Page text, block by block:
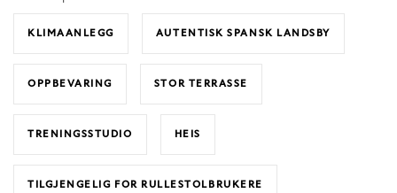
KLIMAANLEGG AUTENTISK SPANSK LANDSBY
OPPBEVARING STOR TERRASSE
TRENINGSSTUDIO HEIS
TILGJENGELIG FOR RULLESTOLBRUKERE